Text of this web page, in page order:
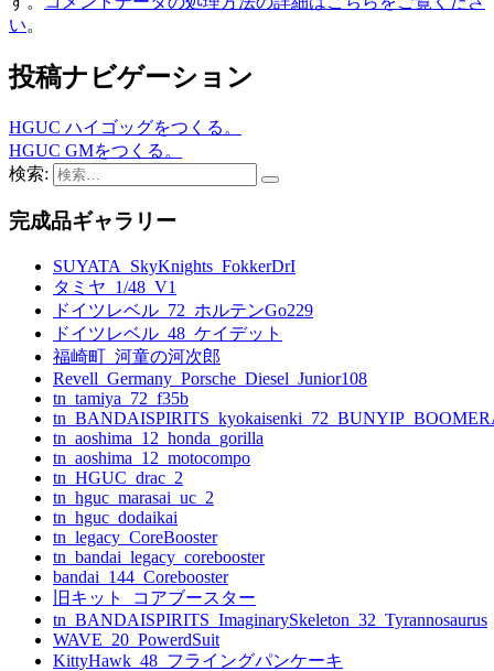
い。
投稿ナビゲーション
HGUC ハイゴッグをつくる。
HGUC GMをつくる。
検索:
完成品ギャラリー
SUYATA_SkyKnights_FokkerDrI
タミヤ_1/48_V1
ドイツレベル_72_ホルテンGo229
ドイツレベル_48_ケイデット
福崎町_河童の河次郎
Revell_Germany_Porsche_Diesel_Junior108
tn_tamiya_72_f35b
tn_aoshima_12_honda_gorilla
tn_aoshima_12_motocompo
tn_HGUC_drac_2
tn_hguc_marasai_uc_2
tn_hguc_dodaikai
tn_legacy_CoreBooster
tn_bandai_legacy_corebooster
bandai_144_Corebooster
旧キット_コアブースター
tn_BANDAISPIRITS_ImaginarySkeleton_32_Tyrannosaurus
WAVE_20_PowerdSuit
KittyHawk_48_フライングパンケーキ